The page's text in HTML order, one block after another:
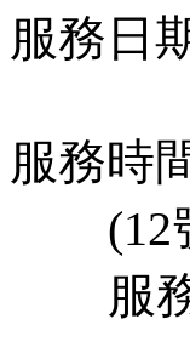
服務日
服務時
(12
服